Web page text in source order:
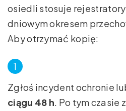
osiedli stosuje
dniowym okresem
Aby otrzymać kopię:
Zgłoś incydent ochronie
ciągu 48 h. Po tym czasie